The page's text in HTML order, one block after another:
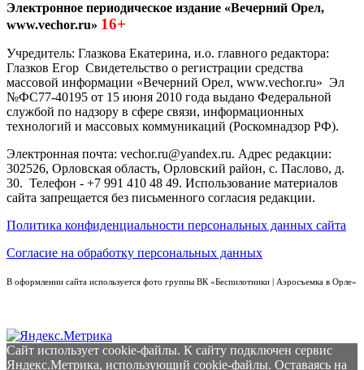
Электронное периодическое издание «Вечерний Орел,
www.vechor.ru» 16+
Учредитель: Глазкова Екатерина, и.о. главного редактора:
Глазков Егор Свидетельство о регистрации средства
массовой информации «Вечерний Орел, www.vechor.ru» Эл
№ФС77-40195 от 15 июня 2010 года выдано Федеральной
службой по надзору в сфере связи, информационных
технологий и массовых коммуникаций (Роскомнадзор РФ).
Электронная почта: vechor.ru@yandex.ru. Адрес редакции:
302526, Орловская область, Орловский район, с. Паслово, д.
30. Телефон - +7 991 410 48 49. Использование материалов
сайта запрещается без письменного согласия редакции.
Политика конфиденциальности персональных данных сайта
Согласие на обработку персональных данных
В оформлении сайта используется фото группы ВК «Беспилотники | Аэросъемка в Орле»
Сайт использует cookie-файлы. К cайту подключен сервис
Яндекс.Метрика, использующий cookie-файлы. Оставаясь на